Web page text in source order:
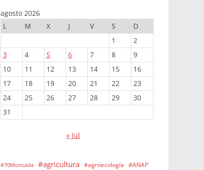
agosto 2026
L
M X J V S
D
1
2
3
4 5 6 7 8
9
10
11 12 13 14 15
16
17
18 19 20 21 22
23
24
25 26 27 28 29
30
31
« Jul
#70Moncada #agricultura #agroecología #ANAP